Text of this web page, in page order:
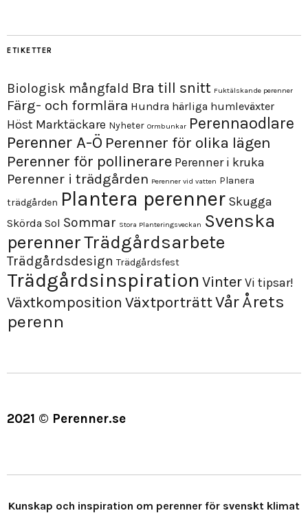
ETIKETTER
Biologisk mångfald Bra till snitt Fuktälskande perenner
Färg- och formlära Hundra härliga humleväxter
Höst Marktäckare Nyheter Ormbunkar Perennaodlare
Perenner A-Ö Perenner för olika lägen
Perenner för pollinerare Perenner i kruka
Perenner i trädgården Perenner vid vatten Planera
trädgården Plantera perenner Skugga
Skörda Sol Sommar Stora Planteringsveckan Svenska
perennerTrädgårdsarbete
Trädgårdsdesign Trädgårdsfest
Trädgårdsinspiration VinterVi tipsar!
Växtkomposition VäxtporträttVårÅrets
perenn
2021 © Perenner.se
Kunskap och inspiration om perenner för svenskt klimat